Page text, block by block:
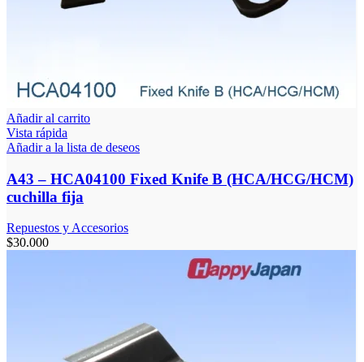
Añadir al carrito
Vista rápida
Añadir a la lista de deseos
A43 – HCA04100 Fixed Knife B (HCA/HCG/HCM)
cuchilla fija
Repuestos y Accesorios
$30.000